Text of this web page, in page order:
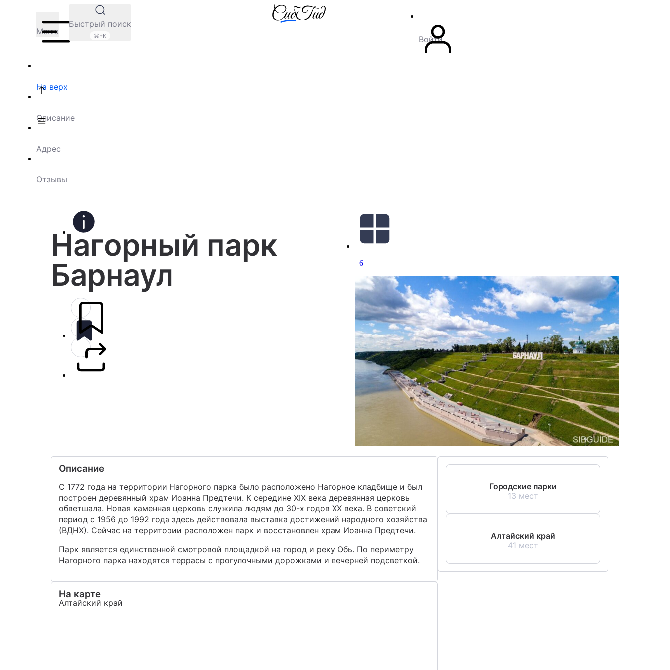
Меню
Быстрый поиск
⌘+K Войти
На верх
Описание
Адрес
Отзывы
Нагорный парк
Барнаул
+6
Описание
С 1772 года на территории Нагорного парка было расположено Нагорное кладбище и был
построен деревянный храм Иоанна Предтечи. К середине XIX века деревянная церковь
обветшала. Новая каменная церковь служила людям до 30-х годов XX века. В советский
период с 1956 до 1992 года здесь действовала выставка достижений народного хозяйства
(ВДНХ). Сейчас на территории расположен парк и восстановлен храм Иоанна Предтечи.
Парк является единственной смотровой площадкой на город и реку Обь. По периметру
Нагорного парка находятся террасы с прогулочными дорожками и вечерней подсветкой.
На карте
Алтайский край
Городские парки
13 мест
Алтайский край
41 мест